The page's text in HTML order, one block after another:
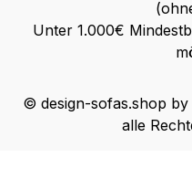
Unter 1.000€
© design-sofas.shop
alle